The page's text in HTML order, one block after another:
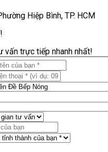
Hiệp Bình, TP. HCM
trực tiếp nhanh nhất!